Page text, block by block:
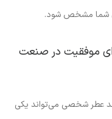
شما مشخص شود.
موفقیت در صنعت
عطر شخصی می‌تواند یکی